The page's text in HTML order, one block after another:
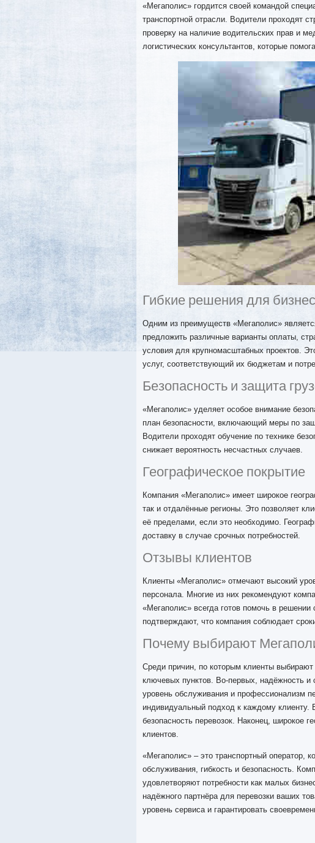
«Мегаполис» гордится своей командой
транспортной отрасли. Водители проходят
проверку на наличие водительских прав и
логистических консультантов, которые
Гибкие решения для
Одним из преимуществ «Мегаполис»
предложить различные варианты оплаты,
условия для крупномасштабных проектов.
услуг, соответствующий их бюджетам и
Безопасность и защита
«Мегаполис» уделяет особое внимание
план безопасности, включающий меры по
Водители проходят обучение по технике
снижает вероятность несчастных случаев.
Географическое покрытие
Компания «Мегаполис» имеет широкое
так и отдалённые регионы. Это позволяет
её пределами, если это необходимо.
доставку в случае срочных потребностей.
Отзывы клиентов
Клиенты «Мегаполис» отмечают высокий
персонала. Многие из них рекомендуют
«Мегаполис» всегда готов помочь в
подтверждают, что компания соблюдает
Почему выбирают
Среди причин, по которым клиенты
ключевых пунктов. Во-первых, надёжность и
уровень обслуживания и профессионализм
индивидуальный подход к каждому клиенту.
безопасность перевозок. Наконец, широкое
клиентов.
«Мегаполис» – это транспортный оператор,
обслуживания, гибкость и безопасность.
удовлетворяют потребности как малых
надёжного партнёра для перевозки ваших
уровень сервиса и гарантировать